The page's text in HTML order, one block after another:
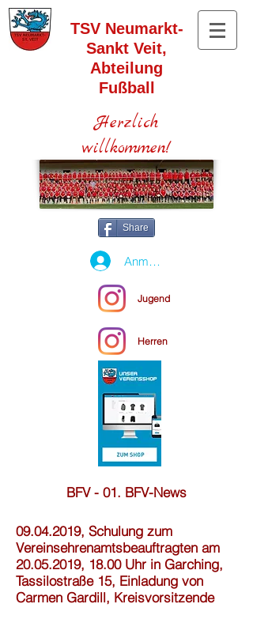
TSV Neumarkt-
Sankt Veit,
Abteilung
Fußball
Herzlich
willkommen!
Share
Anmelden
Jugend
Herren
BFV - 01. BFV-News
09.04.2019, Schulung zum
Vereinsehrenamtsbeauftragten am
20.05.2019, 18.00 Uhr in Garching,
Tassilostraße 15, Einladung von
Carmen Gardill, Kreisvorsitzende